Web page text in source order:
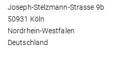
Joseph-Stelzmann-Strasse 9b
50931 Köln
Nordrhein-Westfalen
Deutschland